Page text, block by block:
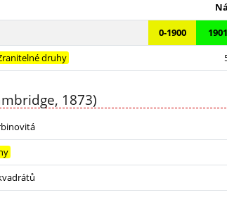
0-1900
druhy
1873)